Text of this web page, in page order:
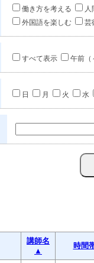
働き方を考える
人
外国語を楽しむ
芸
すべて表示 午前（
日 月 火 水
講師名
▲
時間